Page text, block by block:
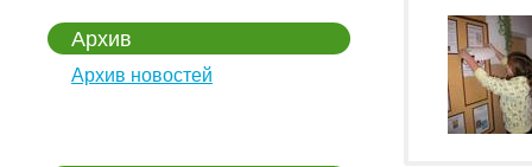
Архив
Архив новостей